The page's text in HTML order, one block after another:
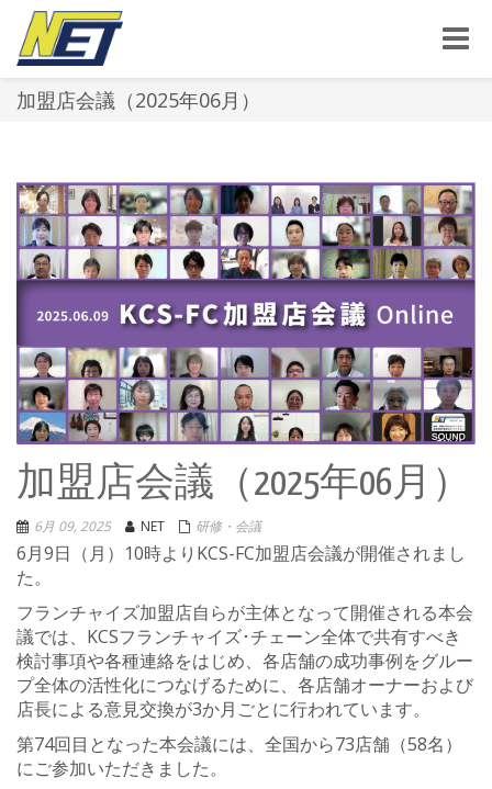
Toggle
加盟店会議（2025年06月）
加盟店会議（2025年06月）
6月 09, 2025 NET 研修・会議
6月9日（月）10時よりKCS-FC加盟店会議が開催されまし
た。
フランチャイズ加盟店自らが主体となって開催される本会
議では、KCSフランチャイズ･チェーン全体で共有すべき
検討事項や各種連絡をはじめ、各店舗の成功事例をグルー
プ全体の活性化につなげるために、各店舗オーナーおよび
店長による意見交換が3か月ごとに行われています。
第74回目となった本会議には、全国から73店舗（58名）
にご参加いただきました。